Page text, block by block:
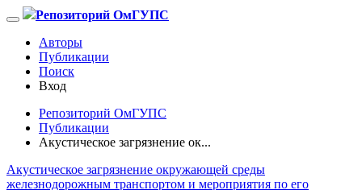
Репозиторий ОмГУПС
Авторы
Публикации
Поиск
Вход
Репозиторий ОмГУПС
Публикации
Акустическое загрязнение ок...
Акустическое загрязнение окружающей среды
железнодорожным транспортом и мероприятия по его